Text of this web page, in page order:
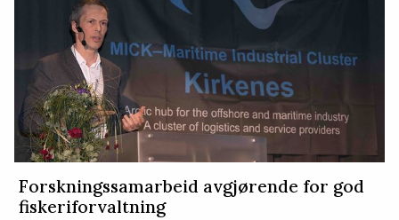
Forskningssamarbeid avgjørende for god
fiskeriforvaltning